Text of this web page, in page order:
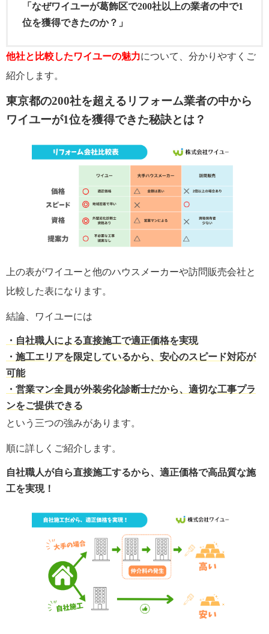
「なぜワイユーが葛飾区で200社以上の業者の中で1
位を獲得できたのか？」
他社と比較したワイユーの魅力について、分かりやすくご
紹介します。
東京都の200社を超えるリフォーム業者の中から
ワイユーが1位を獲得できた秘訣とは？
上の表がワイユーと他のハウスメーカーや訪問販売会社と
比較した表になります。
結論、ワイユーには
・ 自社職人による直接施工で適正価格を実現
・施工エリアを限定しているから、安心のスピード対応が
可能
・営業マン全員が外装劣化診断士だから、適切な工事プラ
ンをご提供できる
という三つの強みがあります。
順に詳しくご紹介します。
自社職人が自ら直接施工するから、適正価格で高品質な施
工を実現！